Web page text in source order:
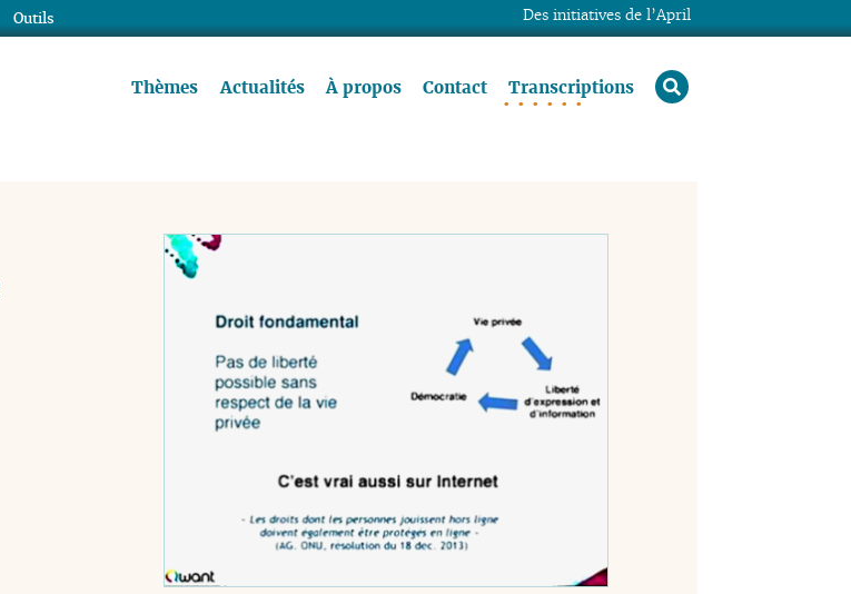
Thèmes Actualités À propos Contact Transcriptions rechercher
Des initiatives de l’April
Outils